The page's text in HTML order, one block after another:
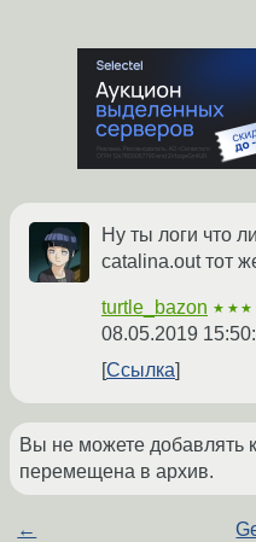
Ну ты логи что
catalina.out тот
turtle_bazon
08.05.2019
Ссылка
Вы не можете добавлять
перемещена в архив.
←